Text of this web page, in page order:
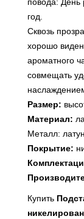
повода:
год.
Сквозь
хорошо
ароматного
совмещать
Размер:
Материал:
Металл:
Покрытие:
Купить